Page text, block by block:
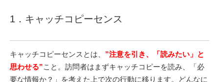
1．キャッチコピーセンス
キャッチコピーセンスとは、 ”注意を引き、「読みたい」と
思わせる”こと。訪問者はまずキャッチコピーを読み、「必
要な情報か？」を考えた上で次の行動に移ります。どんなに